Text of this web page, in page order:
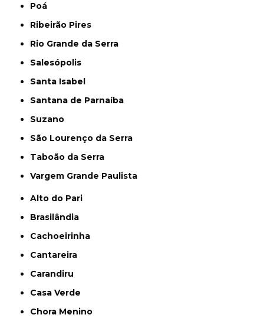
Poá
Ribeirão Pires
Rio Grande da Serra
Salesópolis
Santa Isabel
Santana de Parnaíba
Suzano
São Lourenço da Serra
Taboão da Serra
Vargem Grande Paulista
Alto do Pari
Brasilândia
Cachoeirinha
Cantareira
Carandiru
Casa Verde
Chora Menino